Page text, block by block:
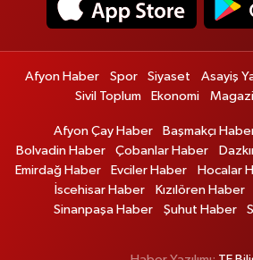
Afyon Haber Spor Siyaset Asayiş
Sivil Toplum
Ekonomi
Afyon Çay Haber Başmakçı
Bolvadin Haber
Çobanlar Haber
Emirdağ Haber
Evciler Haber Hocalar
İscehisar Haber
Kızılören Haber
Sinanpaşa Haber
Şuhut Haber